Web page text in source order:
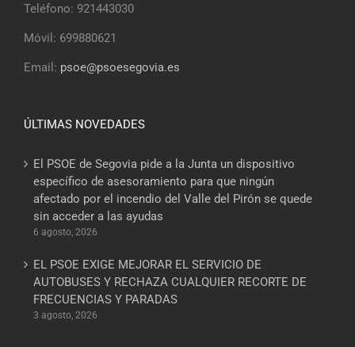
Teléfono: 921443030
Móvil: 699880621
Email: psoe@psoesegovia.es
ÚLTIMAS NOVEDADES
El PSOE de Segovia pide a la Junta un dispositivo
específico de asesoramiento para que ningún
afectado por el incendio del Valle del Pirón se quede
sin acceder a las ayudas
6 agosto, 2026
EL PSOE EXIGE MEJORAR EL SERVICIO DE
AUTOBUSES Y RECHAZA CUALQUIER RECORTE DE
FRECUENCIAS Y PARADAS
3 agosto, 2026